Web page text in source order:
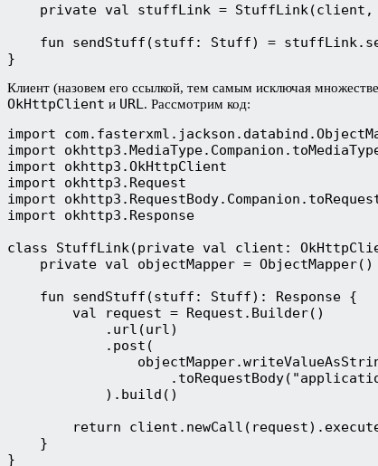
private val stuffLink =
fun sendStuff(stuff: Stuff) =
}
Клиент (назовем его ссылкой, тем самым исключая
OkHttpClient и URL. Рассмотрим код:
import
import
import okhttp3.OkHttpClient
import okhttp3.Request
import
import okhttp3.Response
class StuffLink(private val client:
    private val objectMapper = ObjectMapper()
    fun sendStuff(stuff: Stuff): Response {
        val request = Request.Builder()
            .url(url)
            .post(
            ).build()
return
    }
}